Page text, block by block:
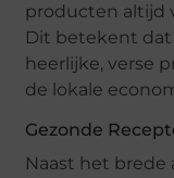
producten altijd
Dit betekent dat
heerlijke, verse
de lokale
Gezonde
Naast het brede